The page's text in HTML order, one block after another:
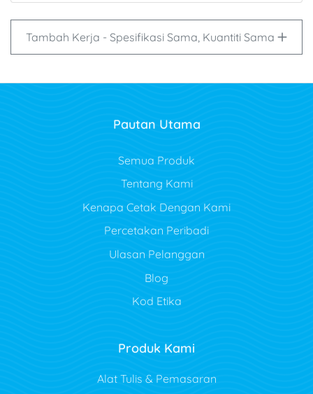
Tambah Kerja - Spesifikasi Sama, Kuantiti Sama
Pautan Utama
Semua Produk
Tentang Kami
Kenapa Cetak Dengan Kami
Percetakan Peribadi
Ulasan Pelanggan
Blog
Kod Etika
Produk Kami
Alat Tulis & Pemasaran